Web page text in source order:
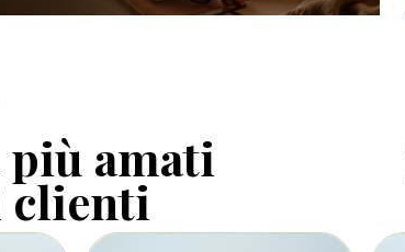
amati
clienti